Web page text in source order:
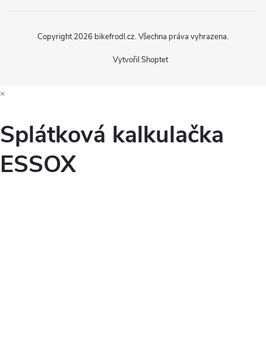
Vytvořil Shoptet
Copyright 2026 bikefrodl.cz. Všechna práva vyhrazena.
×
Splátková kalkulačka
ESSOX